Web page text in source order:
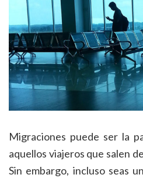
Migraciones puede ser la
aquellos viajeros que salen
Sin embargo, incluso seas